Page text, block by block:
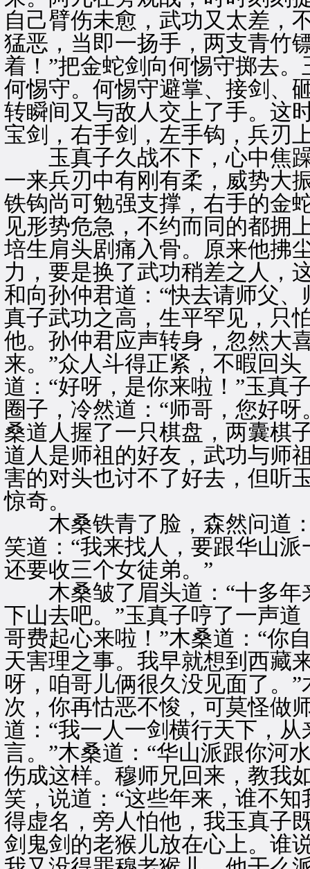
自己臂伤未愈，武功又太差，
猛恶，当即一扬手，两支青竹
着！”把金蛇剑向何惕守掷去
何惕守。何惕守避掌、接剑、
转瞬间又与敌人交上了手。这
宝剑，右手剑，左手钩，兵刃
玉真子久战不下，心中焦躁
一来兵刃中有刚有柔，威势大
铁钩尚可勉强支撑，右手的金
见形势危急，不约而同的都拥
培生肩头剧痛入骨。原来他拂
力，要是换了武功稍差之人，
和向孙仲君道：“快去请师父
真子武功之高，生平罕见，只
他。孙仲君应声转身，忽然大
来。”众人斗得正紧，不暇回
道：“好呀，是你来啦！”玉真
圈子，冷然道：“师哥，您好
桑道人握了一只棋盘，两囊棋
道人是师祖的好友，武功与师
害的对头也讨不了好去，但听
惊奇。
木桑铁青了脸，森然问道：
笑道：“我来找人，要跟华山
还要收三个女徒弟。”
木桑皱了眉头道：“十多年
下山去吧。”玉真子哼了一声
哥费起心来啦！”木桑道：“你
天害理之事。我早就想到西
呀，咱哥儿俩很久没见面了。
次，你再怙恶不悛，可莫怪做
道：“我一人一剑横行天下，
言。”木桑道：“华山派跟你河
伤成这样。穆师兄回来，教我
笑，说道：“这些年来，谁不
得虚名，旁人怕他，我玉真子
剑鬼剑的老猴儿放在心上。谁